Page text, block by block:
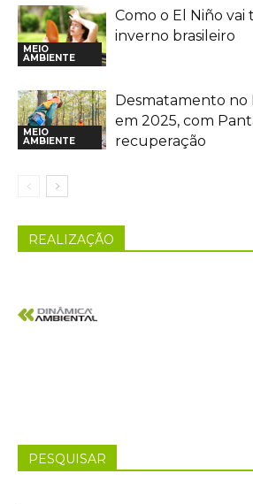
MEIO
AMBIENTE
Como o El Niño vai
inverno brasileiro
MEIO
AMBIENTE
Desmatamento no
em 2025, com
recuperação
REALIZAÇÃO
PESQUISAR